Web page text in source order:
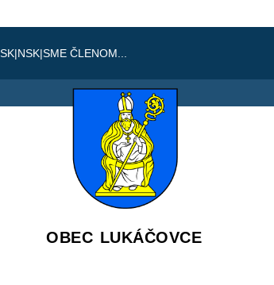
|NSK|SME ČLENOM...
OBEC LUKÁČOVCE